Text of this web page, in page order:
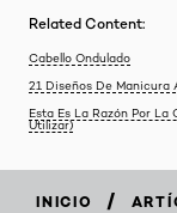
Related Content:
Cabello Ondulado
21 Diseños De Manicura
Esta Es La Razón Por La
Utilizar)
INICIO /